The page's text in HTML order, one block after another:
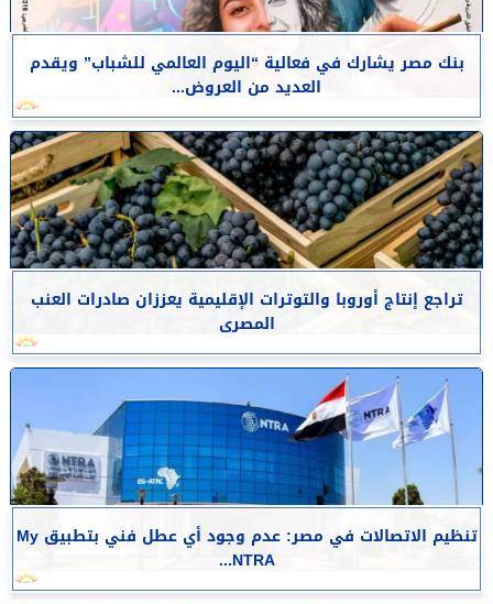
بنك مصر يشارك في فعالية “اليوم العالمي للشباب” ويقدم
العديد من العروض...
تراجع إنتاج أوروبا والتوترات الإقليمية يعززان صادرات العنب
المصرى
تنظيم الاتصالات في مصر: عدم وجود أي عطل فني بتطبيق My
NTRA...